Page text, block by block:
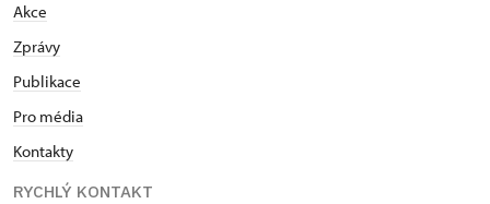
Akce
Zprávy
Publikace
Pro média
Kontakty
RYCHLÝ KONTAKT